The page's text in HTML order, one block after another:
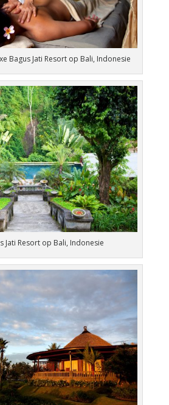
Bagus Jati Resort op Bali, Indonesie
Jati Resort op Bali, Indonesie